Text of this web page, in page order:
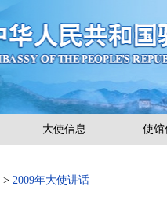
大使信息 使馆
> 2009年大使讲话